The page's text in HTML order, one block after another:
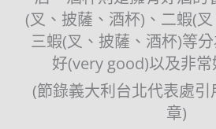
(叉、披薩、酒杯)、二蝦(
三蝦(叉、披薩、酒杯)等
好(very good)以及非
(節錄義大利台北代表處
章)